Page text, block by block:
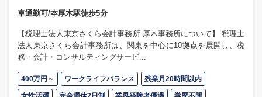
車通勤可/本厚木駅徒歩5分
【税理士法人東京さくら会計事務所 厚木事務所について】 税理士
法人東京さくら会計事務所は、関東を中心に10拠点を展開し、税
務・会計・コンサルティングサービ...
400万円～ ワークライフバランス 残業月20時間以内